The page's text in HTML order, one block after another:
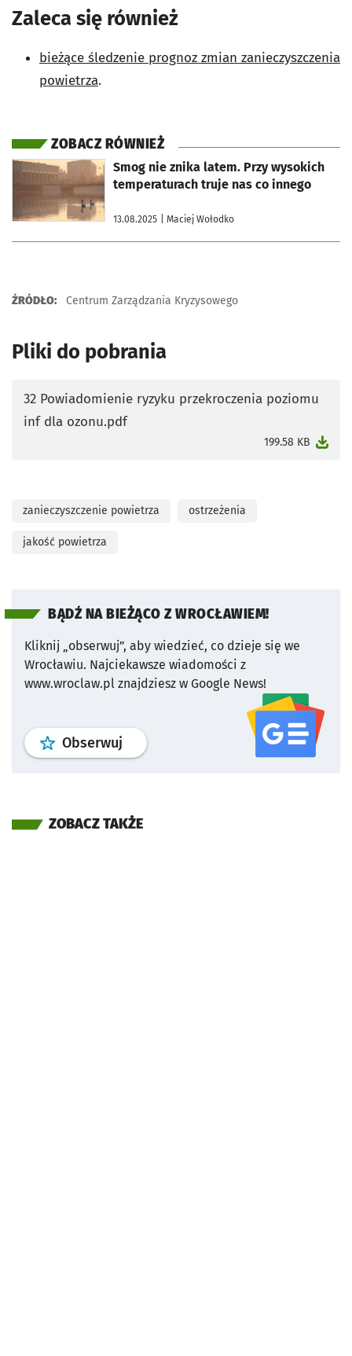
Zaleca się również
bieżące śledzenie prognoz zmian zanieczyszczenia
powietrza.
ZOBACZ RÓWNIEŻ
Smog nie znika latem. Przy wysokich
temperaturach truje nas co innego
13.08.2025 | Maciej Wołodko
otworzy się w nowej karcie
ŹRÓDŁO: Centrum Zarządzania Kryzysowego
Pliki do pobrania
32 Powiadomienie ryzyku przekroczenia poziomu
inf dla ozonu.pdf
199.58 KB
otworzy się w nowej karcie
zanieczyszczenie powietrza ostrzeżenia
jakość powietrza
BĄDŹ NA BIEŻĄCO Z WROCŁAWIEM!
Kliknij „obserwuj”, aby wiedzieć, co dzieje się we
Wrocławiu. Najciekawsze wiadomości z
www.wroclaw.pl znajdziesz w Google News!
Obserwuj profil serwisu
ZOBACZ TAKŻE